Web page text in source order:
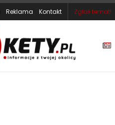
Reklama Kontakt Zgłoś temat!